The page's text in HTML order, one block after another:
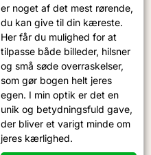
er noget af det mest rørende,
du kan give til din kæreste.
Her får du mulighed for at
tilpasse både billeder, hilsner
og små søde overraskelser,
som gør bogen helt jeres
egen. I min optik er det en
unik og betydningsfuld gave,
der bliver et varigt minde om
jeres kærlighed.